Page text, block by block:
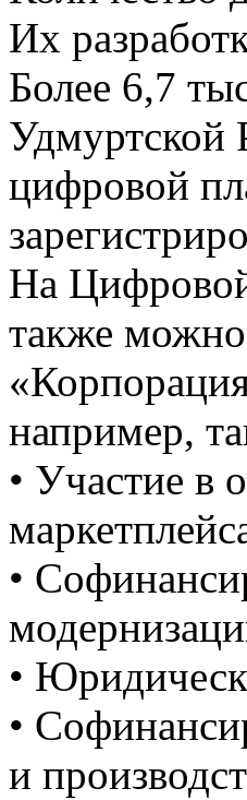
Их
Более 6,7
Удмуртской
цифровой
На
также
например,
• Участие в
•
•
•
и